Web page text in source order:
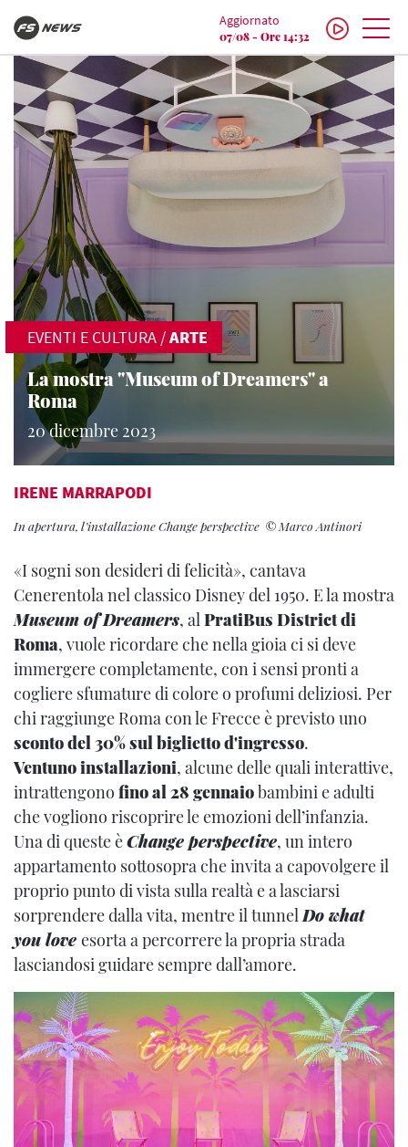
Aggiornato
07/08 - Ore 14:32
EVENTI E CULTURA /ARTE
La mostra "Museum of Dreamers" a
Roma
20 dicembre 2023
IRENE MARRAPODI
In apertura, l’installazione Change perspective © Marco Antinori
«I sogni son desideri di felicità», cantava
Cenerentola nel classico Disney del 1950. E la mostra
Museum of Dreamers, alPratiBus District di
Roma, vuole ricordare che nella gioia ci si deve
immergere completamente, con i sensi pronti a
cogliere sfumature di colore o profumi deliziosi. Per
chi raggiunge Roma con le Frecce è previsto uno
sconto del 30% sul biglietto d'ingresso.
Ventuno installazioni, alcune delle quali interattive,
intrattengono fino al 28 gennaiobambini e adulti
che vogliono riscoprire le emozioni dell’infanzia.
Una di queste èChange perspective, un intero
appartamento sottosopra che invita a capovolgere il
proprio punto di vista sulla realtà e a lasciarsi
sorprendere dalla vita, mentre il tunnelDo what
you love esorta a percorrere la propria strada
lasciandosi guidare sempre dall’amore.